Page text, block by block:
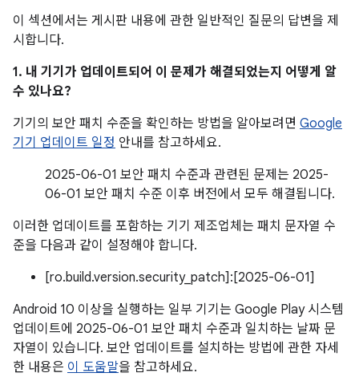
이 섹션에서는 게시판 내용에 관한 일반적인 질문의 답변을 제
시합니다.
1. 내 기기가 업데이트되어 이 문제가 해결되었는지 어떻게 알
수 있나요?
기기의 보안 패치 수준을 확인하는 방법을 알아보려면 Google
기기 업데이트 일정 안내를 참고하세요.
2025-06-01 보안 패치 수준과 관련된 문제는 2025-
06-01 보안 패치 수준 이후 버전에서 모두 해결됩니다.
이러한 업데이트를 포함하는 기기 제조업체는 패치 문자열 수
준을 다음과 같이 설정해야 합니다.
[ro.build.version.security_patch]:[2025-06-01]
Android 10 이상을 실행하는 일부 기기는 Google Play 시스템
업데이트에 2025-06-01 보안 패치 수준과 일치하는 날짜 문
자열이 있습니다. 보안 업데이트를 설치하는 방법에 관한 자세
한 내용은 이 도움말을 참고하세요.